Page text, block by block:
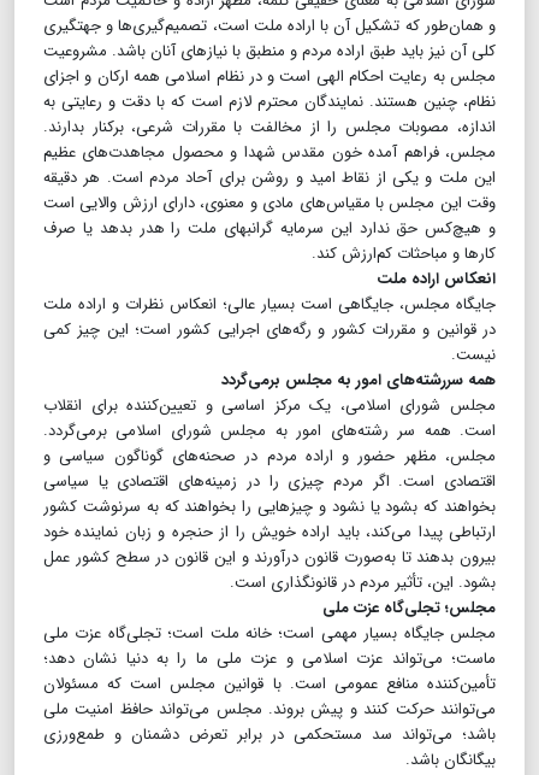
و همان‌طور که تشکیل آن با اراده ملت است، تصمیم‌گیری‌ها و جهتگیرى
کلى آن نیز باید طبق اراده مردم و منطبق با نیازهاى آنان باشد. مشروعیت
مجلس به رعایت احکام الهى است و در نظام اسلامى همه ارکان و اجزای
نظام، چنین هستند. نمایندگان محترم لازم است که با دقت و رعایتى به
اندازه، مصوبات مجلس را از مخالفت با مقررات شرعى، برکنار بدارند.
مجلس، فراهم آمده خون مقدس شهدا و محصول مجاهدت‌هاى عظیم
این ملت و یکى از نقاط امید و روشن براى آحاد مردم است. هر دقیقه
وقت این مجلس با مقیاس‌هاى مادى و معنوى، داراى ارزش والایى است
و هیچ‌کس حق ندارد این سرمایه گرانبهاى ملت را هدر بدهد یا صرف
کارها و مباحثات کم‌ارزش کند.
انعکاس اراده ملت
جایگاه مجلس، جایگاهى است بسیار عالى؛ انعکاس نظرات و اراده‌ ملت
در قوانین و مقررات کشور و رگه‌هاى اجرایى کشور است؛ این چیز کمى
نیست.
همه سررشته‌های امور به مجلس برمی‌گردد
مجلس شوراى اسلامى، یک مرکز اساسى و تعیین‌کننده براى انقلاب
است. همه‌ سر رشته‌هاى امور به مجلس شوراى اسلامى بر‌مى‌گردد.
مجلس، مظهر حضور و اراده مردم در صحنه‌هاى گوناگون سیاسى و
اقتصادى است. اگر مردم چیزى را در زمینه‌هاى اقتصادى یا سیاسى
بخواهند که بشود یا نشود و چیزهایى را بخواهند که به سرنوشت کشور
ارتباطى پیدا مى‌کند، باید اراده‌ خویش را از حنجره و زبان نماینده‌ خود
بیرون بدهند تا به‌صورت قانون درآورند و این قانون در سطح کشور عمل
بشود. این، تأثیر مردم در قانونگذارى است.
مجلس؛ تجلی‌گاه عزت ملی
مجلس جایگاه بسیار مهمى است؛ خانه‌ ملت است؛ تجلی‌گاه عزت ملى
ماست؛ مى‌تواند عزت اسلامى و عزت ملى ما را به دنیا نشان دهد؛
تأمین‌کننده منافع عمومى است. با قوانین مجلس است که مسئولان
مى‌توانند حرکت کنند و پیش بروند. مجلس مى‌تواند حافظ امنیت ملى
باشد؛ مى‌تواند سد مستحکمى در برابر تعرض دشمنان و طمع‌ورزى
بیگانگان باشد.